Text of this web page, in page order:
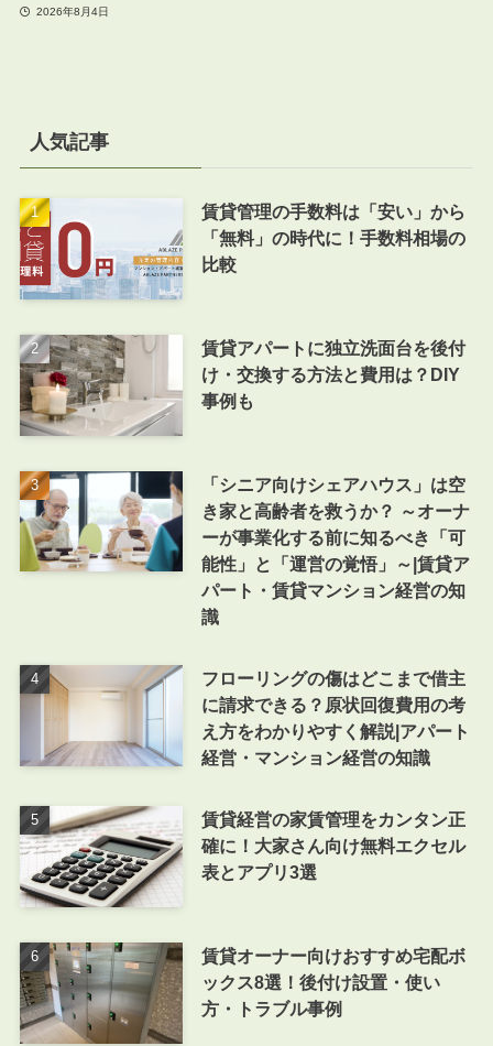
2026年8月4日
人気記事
賃貸管理の手数料は「安い」から
「無料」の時代に！手数料相場の
比較
賃貸アパートに独立洗面台を後付
け・交換する方法と費用は？DIY
事例も
「シニア向けシェアハウス」は空
き家と高齢者を救うか？ ～オーナ
ーが事業化する前に知るべき「可
能性」と「運営の覚悟」～|賃貸ア
パート・賃貸マンション経営の知
識
フローリングの傷はどこまで借主
に請求できる？原状回復費用の考
え方をわかりやすく解説|アパート
経営・マンション経営の知識
賃貸経営の家賃管理をカンタン正
確に！大家さん向け無料エクセル
表とアプリ3選
賃貸オーナー向けおすすめ宅配ボ
ックス8選！後付け設置・使い
方・トラブル事例